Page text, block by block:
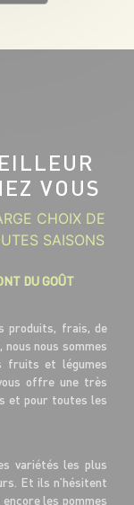
VOUS
CHOIX DE
SAISONS
DU GOÛT
produits, frais, de
nous nous sommes
fruits et légumes
offre une très
et pour toutes les
variétés les plus
Et ils n’hésitent
les pommes